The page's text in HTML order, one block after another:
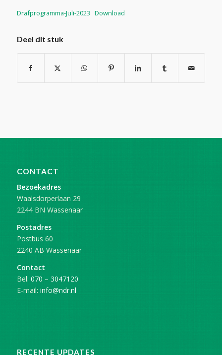
Drafprogramma-Juli-2023 Download
Deel dit stuk
CONTACT
Bezoekadres
Waalsdorperlaan 29
2244 BN Wassenaar
Postadres
Postbus 60
2240 AB Wassenaar
Contact
Bel: 070 – 3047120
E-mail: info@ndr.nl
RECENTE UPDATES